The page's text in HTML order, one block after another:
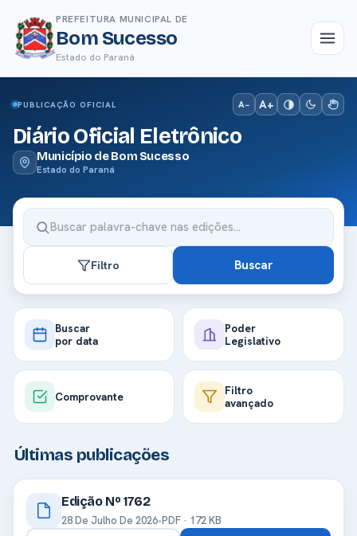
PREFEITURA MUNICIPAL DE
Bom Sucesso
Estado do Paraná
PUBLICAÇÃO OFICIAL A− A+
Diário Oficial Eletrônico
Município de Bom Sucesso
Estado do Paraná
Filtro Buscar
Buscar
por data
Poder
Legislativo
Comprovante
Filtro
avançado
Últimas publicações
Edição Nº 1762
28 De Julho De 2026•PDF · 172 KB